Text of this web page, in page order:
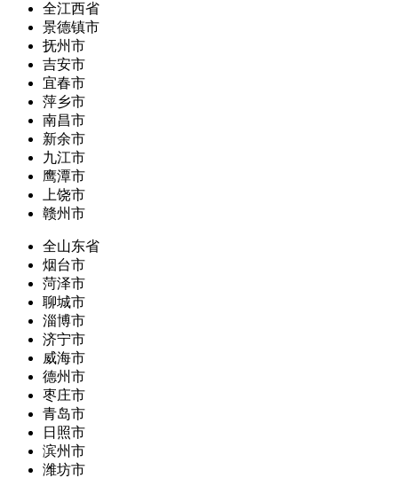
全江西省
景德镇市
抚州市
吉安市
宜春市
萍乡市
南昌市
新余市
九江市
鹰潭市
上饶市
赣州市
全山东省
烟台市
菏泽市
聊城市
淄博市
济宁市
威海市
德州市
枣庄市
青岛市
日照市
滨州市
潍坊市